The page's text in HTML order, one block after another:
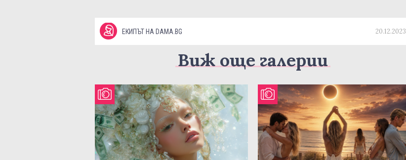
ЕКИПЪТ НА DAMA.BG 20.12.2023
Виж още галерии